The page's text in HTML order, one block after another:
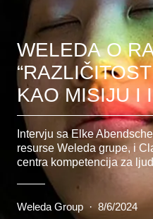
WELEDA O
KAO MISIJU I
PRIORITET.”
Intervju sa Elke
resurse Weleda grupe, i
centra kompetencija za
Weleda Group · 8/6/2024